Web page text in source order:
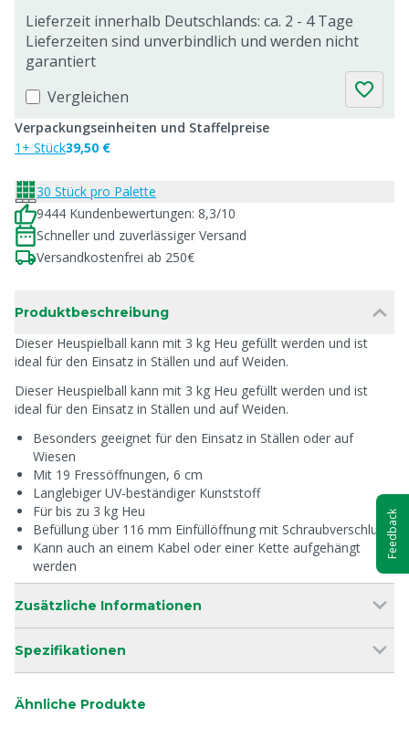
Lieferzeit innerhalb Deutschlands: ca. 2 - 4 Tage
Lieferzeiten sind unverbindlich und werden nicht
garantiert
Vergleichen
Verpackungseinheiten und Staffelpreise
1+ Stück39,50 €
30 Stück pro Palette
9444 Kundenbewertungen: 8,3/10
Schneller und zuverlässiger Versand
Versandkostenfrei ab 250€
Produktbeschreibung
Dieser Heuspielball kann mit 3 kg Heu gefüllt werden und ist
ideal für den Einsatz in Ställen und auf Weiden.
Dieser Heuspielball kann mit 3 kg Heu gefüllt werden und ist
ideal für den Einsatz in Ställen und auf Weiden.
Besonders geeignet für den Einsatz in Ställen oder auf
Wiesen
Mit 19 Fressöffnungen, 6 cm
Langlebiger UV-beständiger Kunststoff
Für bis zu 3 kg Heu
Befüllung über 116 mm Einfüllöffnung mit Schraubverschluss
Kann auch an einem Kabel oder einer Kette aufgehängt
werden
Zusätzliche Informationen
Spezifikationen
Ähnliche Produkte
Feedback